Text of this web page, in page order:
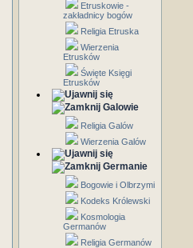
Etruskowie -
zakładnicy bogów
Religia Etruska
Wierzenia
Etrusków
Święte Księgi
Etrusków
Galowie
Religia Galów
Wierzenia Galów
Germanie
Bogowie i Olbrzymi
Kodeks Królewski
Kosmologia
Germanów
Religia Germanów